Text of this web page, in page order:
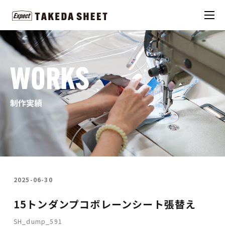
WORKS
制作実績
2025-06-30
15トンダンプコボレーンシート張替え
SH_dump_591